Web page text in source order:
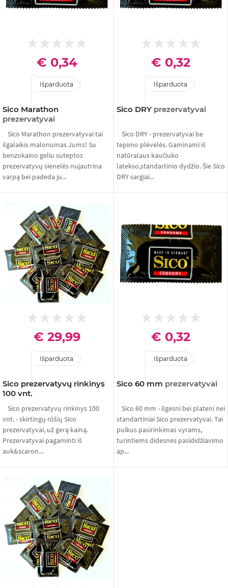
Sico Marathon
prezervatyvai
€ 0,34
Išparduota
Sico Marathon prezervatyvai tai
ilgalaikis malonumas Jums! Su
benzokaino geliu suteptos
prezervatyvų sienelės nujautrina
varpą bei padeda ju...
Sico DRY prezervatyvai
€ 0,32
Išparduota
Sico DRY - prezervatyvai be
tepimo plėvelės. Gaminami iš
natūralaus kaučiuko
latekso,standartinio dydžio. Šie Sico
DRY sargiai...
Sico prezervatyvų rinkinys
100 vnt.
€ 29,99
Išparduota
Sico prezervatyvų rinkinys 100
vnt. - skirtingų rūšių Sico
prezervatyvai, už gerą kainą.
Prezervatyvai pagaminti iš
auk&scaron...
Sico 60 mm prezervatyvai
€ 0,32
Išparduota
Sico 60 mm - ilgesni bei plateni nei
standartiniai Sico prezervatyvai. Tai
puikus pasirinkimas vyrams,
turintiems didesnes pasididžiavimo
ap...